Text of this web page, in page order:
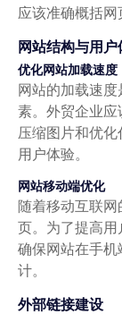
应该准确概括网
网站结构与用
优化网站加载速度
网站的加载速
素。外贸企业应
压缩图片和优
用户体验。
网站移动端优化
随着移动互联
页。为了提高
确保网站在手机
计。
外部链接建设